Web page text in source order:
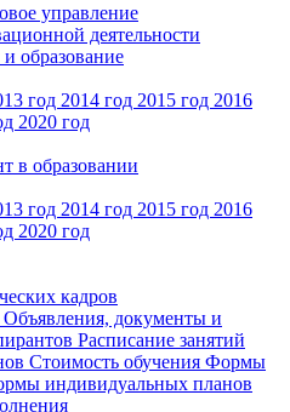
управление
деятельности
образование
год 2014 год 2015 год 2016
2020 год
в образовании
год 2014 год 2015 год 2016
2020 год
кадров
Объявления, документы и
Расписание занятий
Стоимость обучения Формы
индивидуальных планов